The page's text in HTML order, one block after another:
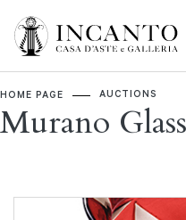
HOME PAGE AUCTIONS
Murano Glass